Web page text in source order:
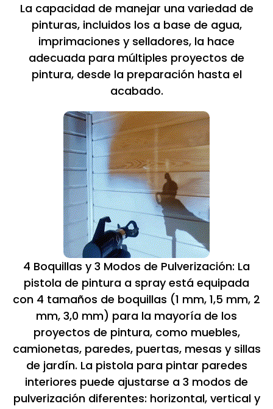
La capacidad de manejar una variedad de
pinturas, incluidos los a base de agua,
imprimaciones y selladores, la hace
adecuada para múltiples proyectos de
pintura, desde la preparación hasta el
acabado.
4 Boquillas y 3 Modos de Pulverización: La
pistola de pintura a spray está equipada
con 4 tamaños de boquillas (1 mm, 1,5 mm, 2
mm, 3,0 mm) para la mayoría de los
proyectos de pintura, como muebles,
camionetas, paredes, puertas, mesas y sillas
de jardín. La pistola para pintar paredes
interiores puede ajustarse a 3 modos de
pulverización diferentes: horizontal, vertical y